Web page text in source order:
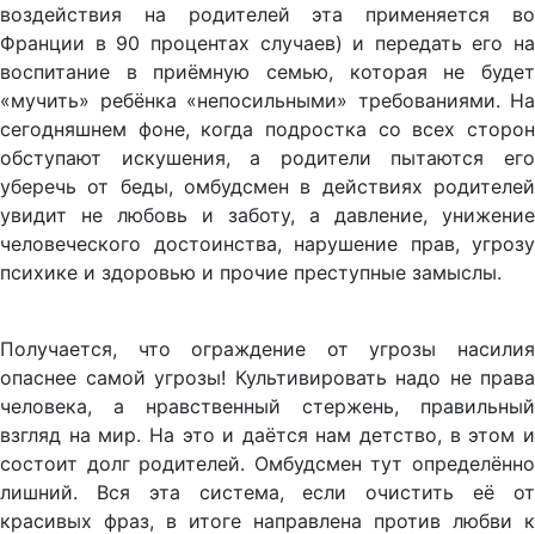
воздействия на родителей эта применяется во
Франции в 90 процентах случаев) и передать его на
воспитание в приёмную семью, которая не будет
«мучить» ребёнка «непосильными» требованиями. На
сегодняшнем фоне, когда подростка со всех сторон
обступают искушения, а родители пытаются его
уберечь от беды, омбудсмен в действиях родителей
увидит не любовь и заботу, а давление, унижение
человеческого достоинства, нарушение прав, угрозу
психике и здоровью и прочие преступные замыслы.
Получается, что ограждение от угрозы насилия
опаснее самой угрозы! Культивировать надо не права
человека, а нравственный стержень, правильный
взгляд на мир. На это и даётся нам детство, в этом и
состоит долг родителей. Омбудсмен тут определённо
лишний. Вся эта система, если очистить её от
красивых фраз, в итоге направлена против любви к